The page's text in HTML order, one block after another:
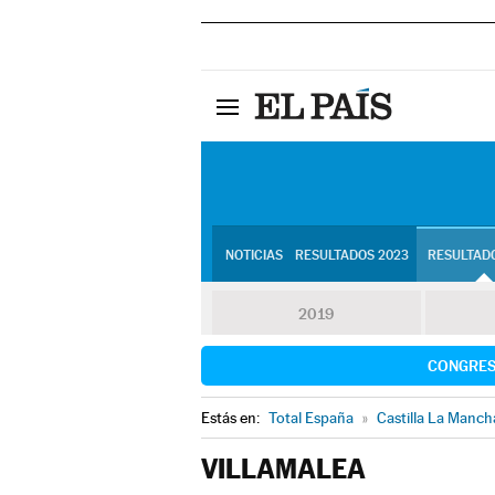
NOTICIAS RESULTADOS 2023
2019
Estás en: Total España » Castilla La
VILLAMALEA